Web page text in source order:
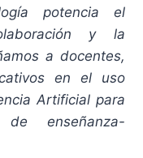
potencia el
y la
a docentes,
en el uso
Artificial para
enseñanza-